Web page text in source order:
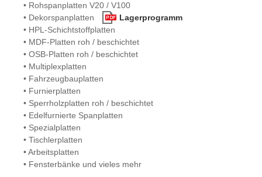
• Rohspanplatten V20 / V100
• Dekorspanplatten
Lagerprogramm
• HPL-Schichtstoffplatten
• MDF-Platten roh / beschichtet
• OSB-Platten roh / beschichtet
• Multiplexplatten
• Fahrzeugbauplatten
• Furnierplatten
• Sperrholzplatten roh / beschichtet
• Edelfurnierte Spanplatten
• Spezialplatten
• Tischlerplatten
• Arbeitsplatten
• Fensterbänke und vieles mehr